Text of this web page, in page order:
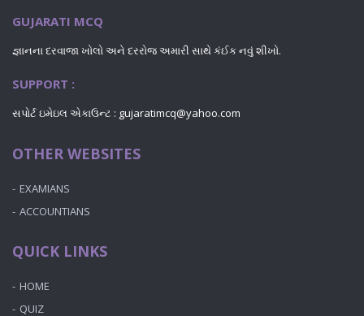
GUJARATI MCQ
જ્ઞાનના દરવાજા ખોલો અને દરરોજ અમારી સાથે કંઈક નવું શીખો.
SUPPORT :
સપોર્ટ ઇમેઇલ એકાઉન્ટ : gujaratimcq@yahoo.com
OTHER WEBSITES
EXAMIANS
ACCOUNTIANS
QUICK LINKS
HOME
QUIZ